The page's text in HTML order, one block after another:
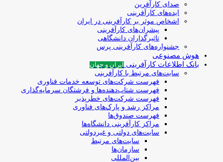
صدای کارآفرین
ایده‌های کارآفرینی
اشخاص موثر بر کارآفرینی در ایران
پیشران‌های کارآفرینی
تاثیرگذاران دانشگاهی
جشنواره‌های کارآفرینی‌ پرس
هوش مصنوعی
بانک اطلاعات کارآفرینی
ایران و جهان
سایت‌های مرتبط با کارآفرینی
فهرست شرکت‌های‌‌ توسعه‌ خدمات فناوری
فهرست شتاب‌دهنده‌ها‌ و فرشتگان‌ سرمایه‌گذاری
فهرست شرکت‌های خطرپذیر
مراکز رشد و پارک‌های فناوری
فهرست صندوق‌ها
مراکز کارآفرینی دانشگاه‌ها
سایت‌های دولتی و غیردولتی
سایت‌های مرتبط
سازمان‌ها
بین‌المللی